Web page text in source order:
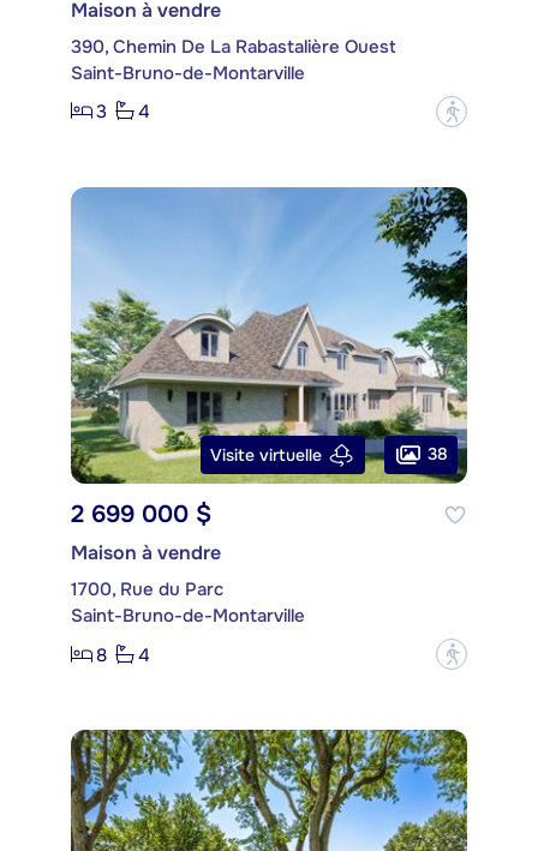
Maison à vendre
390, Chemin De La Rabastalière Ouest
Saint-Bruno-de-Montarville
3
4 ?
Visite virtuelle 38
2 699 000 $
Maison à vendre
1700, Rue du Parc
Saint-Bruno-de-Montarville
8
4 ?